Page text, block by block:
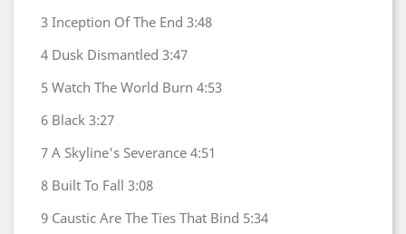
3 Inception Of The End 3:48
4 Dusk Dismantled 3:47
5 Watch The World Burn 4:53
6 Black 3:27
7 A Skyline's Severance 4:51
8 Built To Fall 3:08
9 Caustic Are The Ties That Bind 5:34